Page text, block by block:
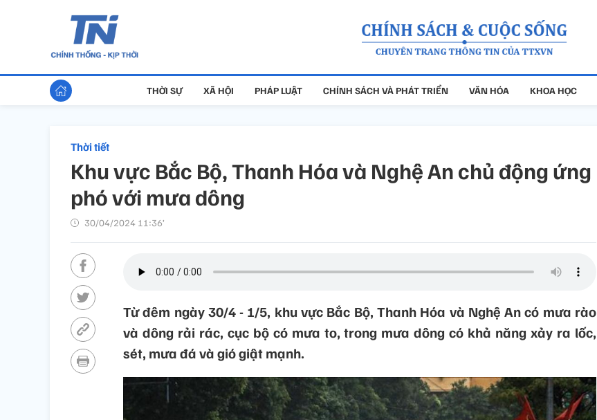
THỜI SỰ XÃ HỘI PHÁP LUẬT CHÍNH SÁCH VÀ PHÁT TRIỂN VĂN HÓA KHOA HỌC
Thời tiết
Khu vực Bắc Bộ, Thanh Hóa và Nghệ An chủ động ứng
phó với mưa dông
30/04/2024 11:36’
Từ đêm ngày 30/4 - 1/5, khu vực Bắc Bộ, Thanh Hóa và Nghệ An có mưa rào
và dông rải rác, cục bộ có mưa to, trong mưa dông có khả năng xảy ra lốc,
sét, mưa đá và gió giật mạnh.